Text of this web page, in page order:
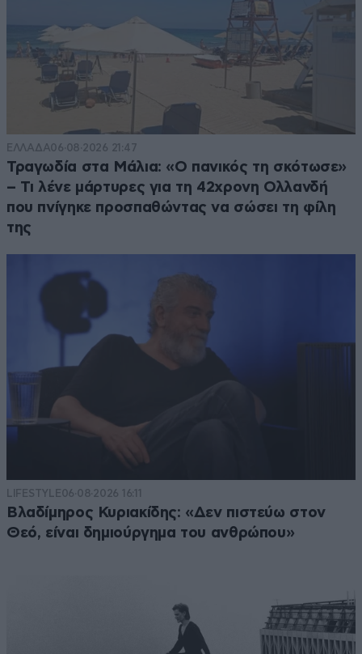
ΕΛΛΑΔΑ06·08·2026 21:47
Τραγωδία στα Μάλια: «Ο πανικός τη σκότωσε»
– Τι λένε μάρτυρες για τη 42χρονη Ολλανδή
που πνίγηκε προσπαθώντας να σώσει τη φίλη
της
LIFESTYLE06·08·2026 16:11
Βλαδίμηρος Κυριακίδης: «Δεν πιστεύω στον
Θεό, είναι δημιούργημα του ανθρώπου»